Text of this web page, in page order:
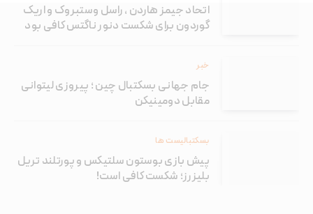
اتحاد جیمز هاردن ، راسل وستبروک و اریک
گوردون برای شکست دنور ناگتس کافی بود
خبر
جام جهانی بسکتبال چین ؛ پیروزی لیتوانی
مقابل دومینیکن
بسکتبالیست ها
پیش بازی بوستون سلتیکس و پورتلند تریل
بلیزرز؛ شکست کافی است!